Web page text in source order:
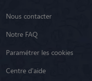
Nous contacter
Notre FAQ
Paramétrer les cookies
Centre d'aide